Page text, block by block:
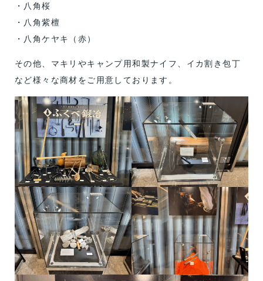
・八角桜
・八角紫檀
・八角ケヤキ（赤）
その他、マキリやキャンプ用和製ナイフ、イカ割き包丁
など様々な商材をご用意しております。